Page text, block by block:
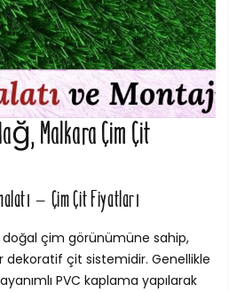
Malkara Çim Çit
– Çim Çit Fiyatları
çim görünümüne sahip,
dekoratif çit sistemidir. Genellikle
PVC kaplama yapılarak